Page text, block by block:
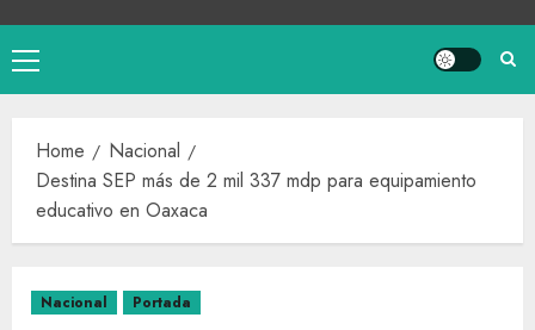
Home
Nacional
Destina SEP más de 2 mil 337 mdp para equipamiento
educativo en Oaxaca
Nacional Portada